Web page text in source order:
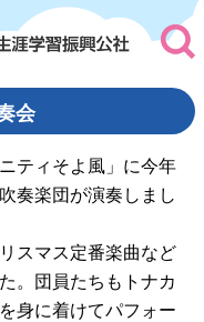
会
ティそよ風」に今年
奏楽団が演奏しまし
スマス定番楽曲など
。団員たちもトナカ
身に着けてパフォー